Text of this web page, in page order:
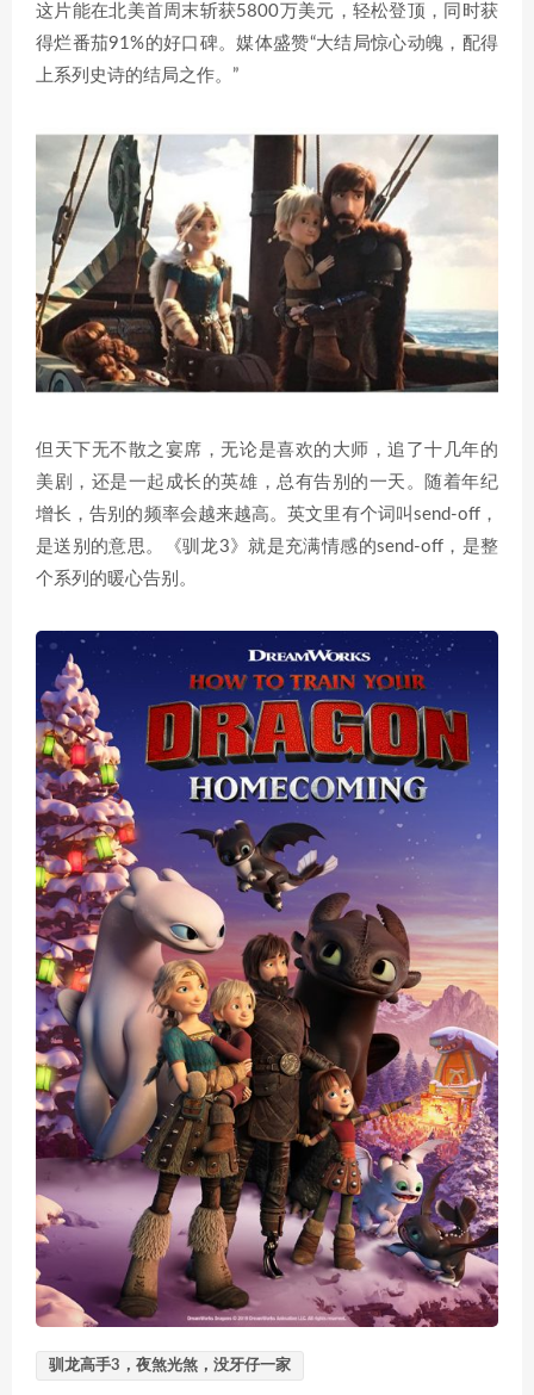
这片能在北美首周末斩获5800万美元，轻松登顶，同时获
得烂番茄91%的好口碑。媒体盛赞“大结局惊心动魄，配得
上系列史诗的结局之作。”
但天下无不散之宴席，无论是喜欢的大师，追了十几年的
美剧，还是一起成长的英雄，总有告别的一天。随着年纪
增长，告别的频率会越来越高。英文里有个词叫send-off，
是送别的意思。《驯龙3》就是充满情感的send-off，是整
个系列的暖心告别。
驯龙高手3，夜煞光煞，没牙仔一家